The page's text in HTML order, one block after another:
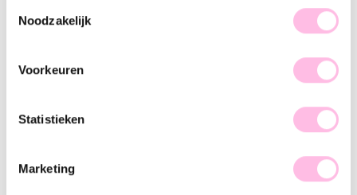
Noodzakelijk
Voorkeuren
Statistieken
Marketing
bij iedere party outfit. Draag 'm solo and spice up your look,